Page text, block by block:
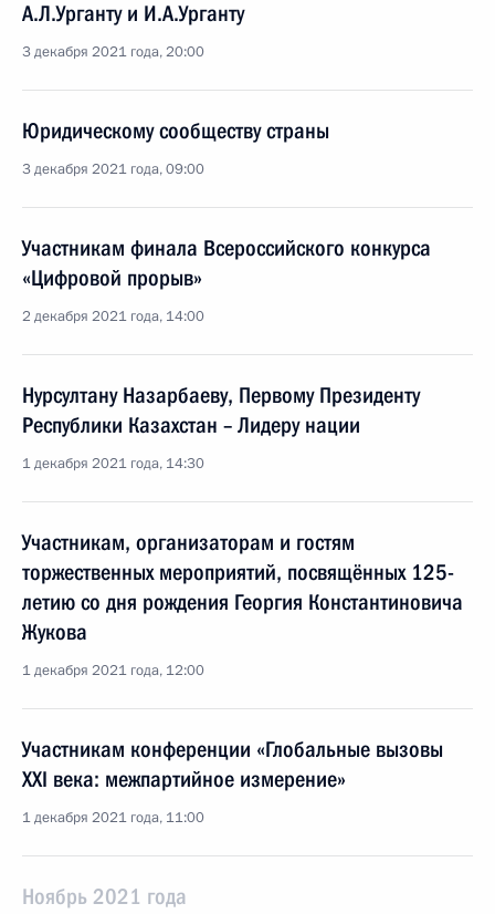
А.Л.Урганту и И.А.Урганту
3 декабря 2021 года, 20:00
Юридическому сообществу страны
3 декабря 2021 года, 09:00
Участникам финала Всероссийского конкурса
«Цифровой прорыв»
2 декабря 2021 года, 14:00
Нурсултану Назарбаеву, Первому Президенту
Республики Казахстан – Лидеру нации
1 декабря 2021 года, 14:30
Участникам, организаторам и гостям
торжественных мероприятий, посвящённых 125-
летию со дня рождения Георгия Константиновича
Жукова
1 декабря 2021 года, 12:00
Участникам конференции «Глобальные вызовы
XXI века: межпартийное измерение»
1 декабря 2021 года, 11:00
Ноябрь 2021 года